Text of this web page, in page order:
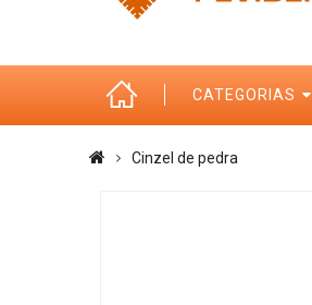
CATEGORIAS
Cinzel de pedra